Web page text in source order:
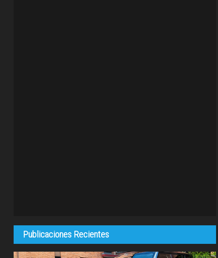
Publicaciones Recientes